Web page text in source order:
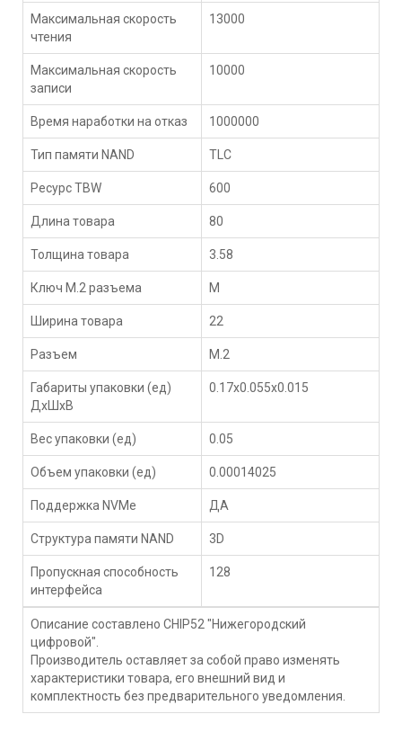
Максимальная скорость
чтения
13000
Максимальная скорость
записи
10000
Время наработки на отказ 1000000
Тип памяти NAND TLC
Ресурс TBW 600
Длина товара 80
Толщина товара 3.58
Ключ M.2 разъема M
Ширина товара 22
Разъем M.2
Габариты упаковки (ед)
ДхШхВ
0.17x0.055x0.015
Вес упаковки (ед) 0.05
Объем упаковки (ед) 0.00014025
Поддержка NVMe ДА
Структура памяти NAND 3D
Пропускная способность
интерфейса
128
Описание составлено CHIP52 "Нижегородский
цифровой".
Производитель оставляет за собой право изменять
характеристики товара, его внешний вид и
комплектность без предварительного уведомления.